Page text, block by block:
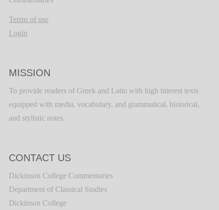
Terms of use
Login
MISSION
To provide readers of Greek and Latin with high interest texts
equipped with media, vocabulary, and grammatical, historical,
and stylistic notes.
CONTACT US
Dickinson College Commentaries
Department of Classical Studies
Dickinson College